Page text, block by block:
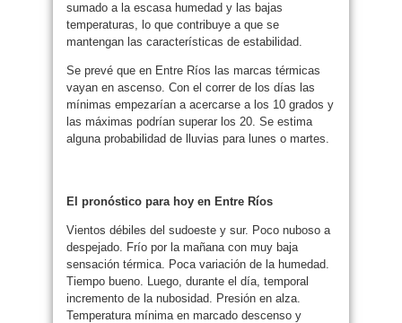
sumado a la escasa humedad y las bajas
temperaturas, lo que contribuye a que se
mantengan las características de estabilidad.
Se prevé que en Entre Ríos las marcas térmicas
vayan en ascenso. Con el correr de los días las
mínimas empezarían a acercarse a los 10 grados y
las máximas podrían superar los 20. Se estima
alguna probabilidad de lluvias para lunes o martes.
El pronóstico para hoy en Entre Ríos
Vientos débiles del sudoeste y sur. Poco nuboso a
despejado. Frío por la mañana con muy baja
sensación térmica. Poca variación de la humedad.
Tiempo bueno. Luego, durante el día, temporal
incremento de la nubosidad. Presión en alza.
Temperatura mínima en marcado descenso y